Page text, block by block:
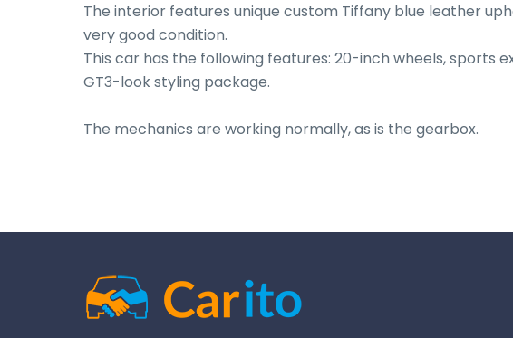
The interior features unique custom Tiffany blue leather
very good condition.
This car has the following features: 20-inch wheels, sports
GT3-look styling package.
The mechanics are working normally, as is the gearbox.